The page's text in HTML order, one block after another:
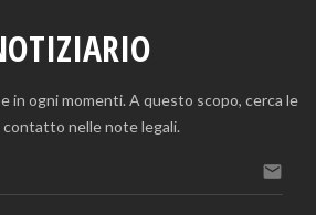
in ogni momenti. A questo scopo, cerca le
contatto nelle note legali.
